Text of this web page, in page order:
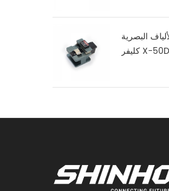
البصرية
كليفر X-50D